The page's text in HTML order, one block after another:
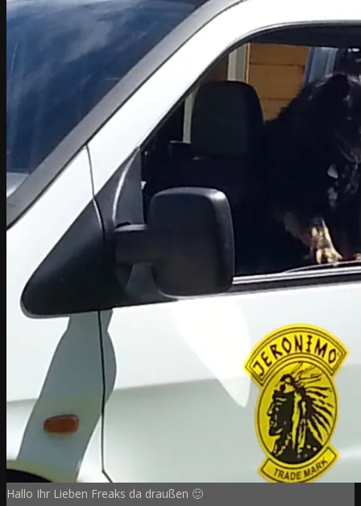
Hallo Ihr Lieben Freaks da draußen 🙂